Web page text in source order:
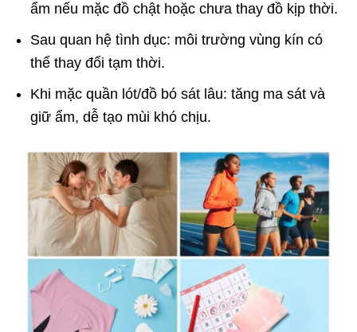
ẩm nếu mặc đồ chật hoặc chưa thay đồ kịp thời.
Sau quan hệ tình dục: môi trường vùng kín có
thể thay đổi tạm thời.
Khi mặc quần lót/đồ bó sát lâu: tăng ma sát và
giữ ẩm, dễ tạo mùi khó chịu.